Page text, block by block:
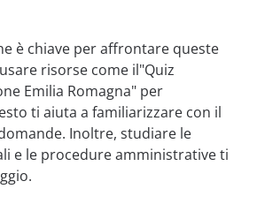
è chiave per affrontare queste
risorse come il"Quiz
Emilia Romagna" per
ti aiuta a familiarizzare con il
Inoltre, studiare le
e le procedure amministrative ti